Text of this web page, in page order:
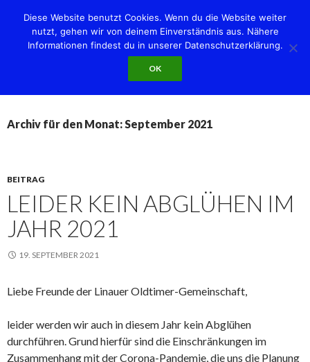
Linauer Oldtimer-Gemeinschaft e.V.
MENÜ
Archiv für den Monat: September 2021
BEITRAG
LEIDER KEIN ABGLÜHEN IM
JAHR 2021
19. SEPTEMBER 2021
Liebe Freunde der Linauer Oldtimer-Gemeinschaft,
leider werden wir auch in diesem Jahr kein Abglühen
durchführen. Grund hierfür sind die Einschränkungen im
Zusammenhang mit der Corona-Pandemie, die uns die Planung
Diese Website benutzt Cookies. Wenn du die Website weiter
nutzt, gehen wir von deinem Einverständnis aus. Nähere
Informationen findest du in unserer Datenschutzerklärung.
OK